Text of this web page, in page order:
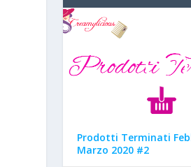
Prodotti Terminati
Marzo 2020 #2